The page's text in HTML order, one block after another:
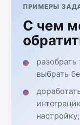
ПРИМЕРЫ
С чем
выбрать
настройку;